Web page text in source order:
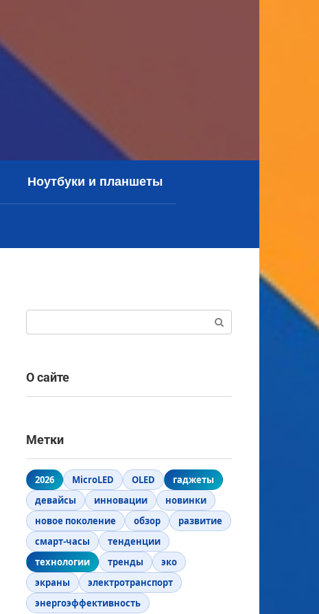
Ноутбуки и планшеты
О сайте
Метки
2026 MicroLED OLED
гаджеты
девайсы
инновации
новинки
новое поколение
обзор
развитие
смарт-часы
тенденции
технологии
тренды
эко
экраны
электротранспорт
энергоэффективность